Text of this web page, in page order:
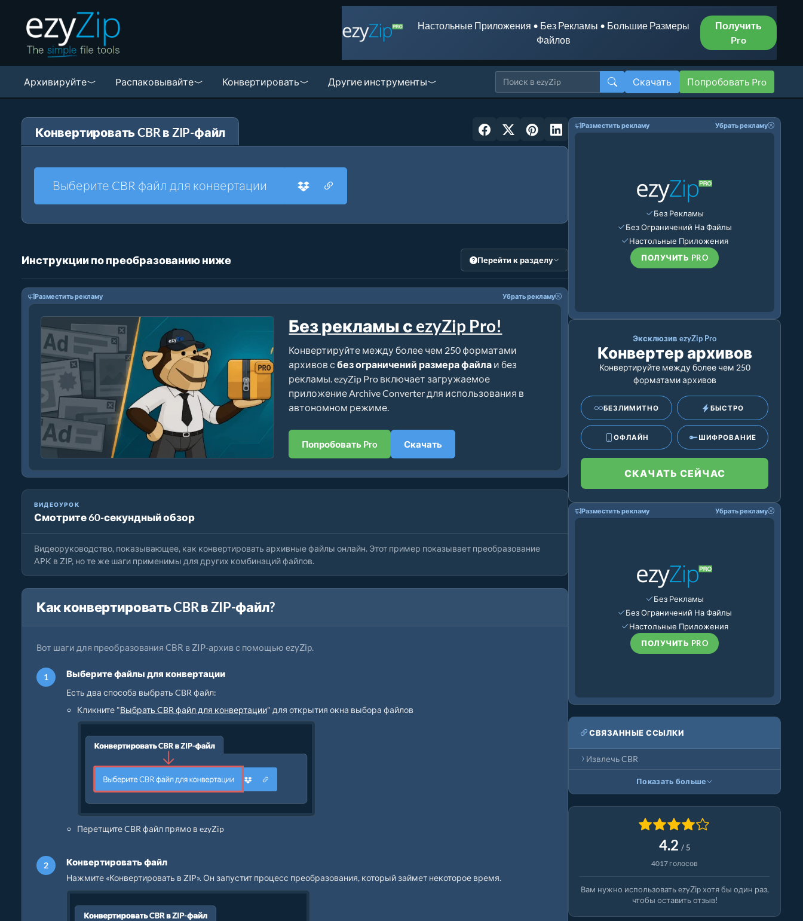
Настольные Приложения • Без Рекламы • Большие Размеры
Файлов
Получить
Pro
Архивируйте Pаспаковывайте Конвертировать Другие инструменты Скачать Попробовать Pro
Конвертировать CBR в ZIP-файл
Выберите CBR файл для конвертации
Инструкции по преобразованию ниже Перейти к разделу
Разместить рекламу Убрать рекламу
Без рекламы с ezyZip Pro!
Конвертируйте между более чем 250 форматами
архивов сбез ограничений размера файла и без
рекламы. ezyZip Pro включает загружаемое
приложение Archive Converter для использования в
автономном режиме.
Попробовать Pro Скачать
ВИДЕОУРОК
Смотрите 60-секундный обзор
Как конвертировать архивные файлы с помощью ezyZip
Видеоруководство, показывающее, как конвертировать архивные файлы онлайн. Этот пример показывает преобразование
APK в ZIP, но те же шаги применимы для других комбинаций файлов.
Как конвертировать CBR в ZIP-файл?
Вот шаги для преобразования CBR в ZIP-архив с помощью ezyZip.
Выберите файлы для конвертации
Есть два способа выбрать CBR файл:
Кликните "Выбрать CBR файл для конвертации" для открытия окна выбора файлов
Перетщите CBR файл прямо в ezyZip
Конвертировать файл
Нажмите «Конвертировать в ZIP». Он запустит процесс преобразования, который займет некоторое время.
Разместить рекламу Убрать рекламу
Без Рекламы
Без Ограничений На Файлы
Настольные Приложения
ПОЛУЧИТЬ PRO
Эксклюзив ezyZip Pro
Конвертер архивов
Конвертируйте между более чем 250
форматами архивов
БЕЗЛИМИТНО БЫСТРО
ОФЛАЙН ШИФРОВАНИЕ
СКАЧАТЬ СЕЙЧАС
Разместить рекламу Убрать рекламу
Без Рекламы
Без Ограничений На Файлы
Настольные Приложения
ПОЛУЧИТЬ PRO
СВЯЗАННЫЕ ССЫЛКИ
Извлечь CBR
Показать больше
4.2 / 5
4017 голосов
Вам нужно использовать ezyZip хотя бы один раз,
чтобы оставить отзыв!